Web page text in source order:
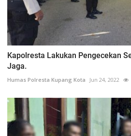
Kapolresta Lakukan Pengecekan
Jaga.
Humas Polresta Kupang Kota Jun 24, 2022